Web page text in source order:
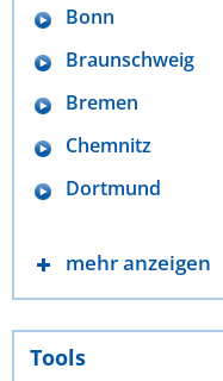
Bonn
Braunschweig
Bremen
Chemnitz
Dortmund
mehr anzeigen
Tools